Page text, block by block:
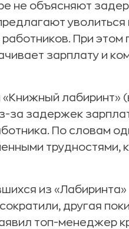
не объясняют
При этом
зарплату и
«Книжный лабиринт»
за задержек
По словам
трудностями,
из «Лабиринта»
другая
топ-менеджер